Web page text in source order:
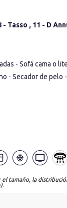
Tasso , 11 - D
- Sofá cama o
- Secador de pelo
el tamaño, la